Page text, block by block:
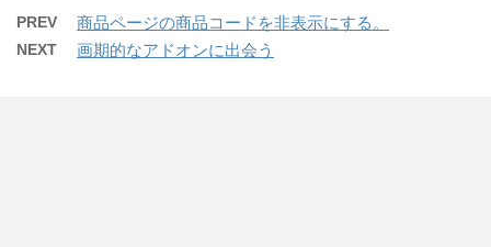
PREV 商品ページの商品コードを非表示にする。
NEXT 画期的なアドオンに出会う